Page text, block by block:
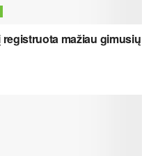
mažiau